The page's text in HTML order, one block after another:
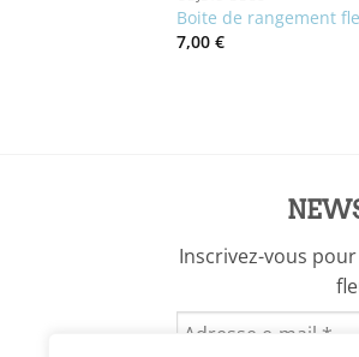
Boite de rangement
7,00 €
Inscrivez-vous